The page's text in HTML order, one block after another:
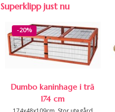
Superklipp just nu
-20%
Dumbo kaninhage i trä
174 cm